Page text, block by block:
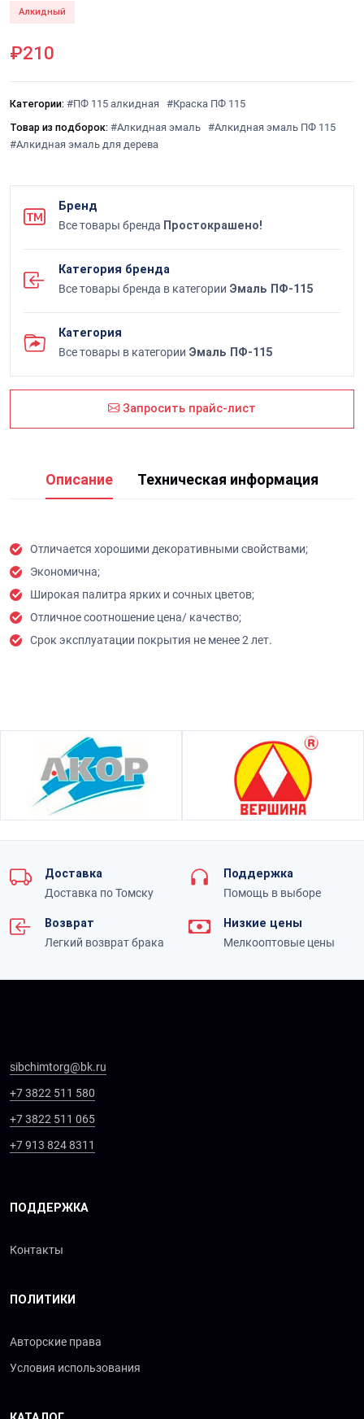
Алкидный
₽210
Категории: #ПФ 115 алкидная #Краска ПФ 115
Товар из подборок: #Алкидная эмаль #Алкидная эмаль ПФ 115
#Алкидная эмаль для дерева
Бренд
Все товары бренда Простокрашено!
Категория бренда
Все товары бренда в категории Эмаль ПФ-115
Категория
Все товары в категории Эмаль ПФ-115
Запросить прайс-лист
Описание Техническая информация
Отличается хорошими декоративными свойствами;
Экономична;
Широкая палитра ярких и сочных цветов;
Отличное соотношение цена/ качество;
Срок эксплуатации покрытия не менее 2 лет.
Доставка
Доставка по Томску
Поддержка
Помощь в выборе
Возврат
Легкий возврат брака
Низкие цены
Мелкооптовые цены
sibchimtorg@bk.ru
+7 3822 511 580
+7 3822 511 065
+7 913 824 8311
ПОДДЕРЖКА
Контакты
ПОЛИТИКИ
Авторские права
Условия использования